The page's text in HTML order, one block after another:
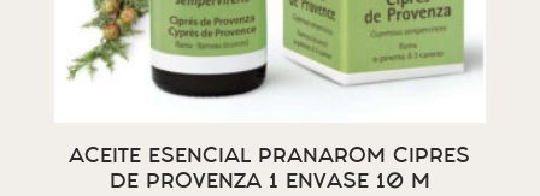
ACEITE ESENCIAL PRANAROM CIPRES
DE PROVENZA 1 ENVASE 10 M